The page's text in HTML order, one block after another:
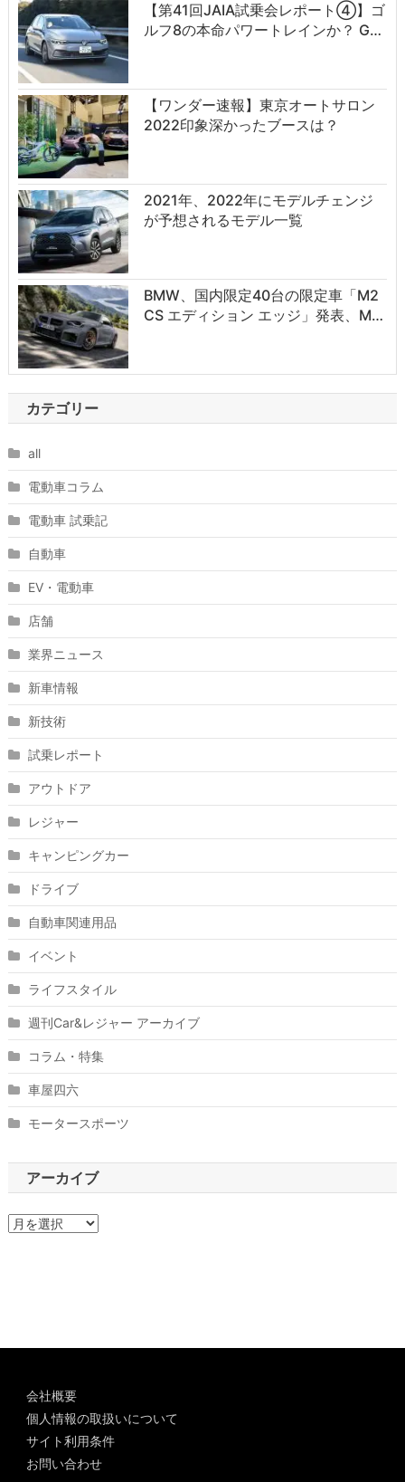
【第41回JAIA試乗会レポート④】ゴ
ルフ8の本命パワートレインか？ G…
【ワンダー速報】東京オートサロン
2022印象深かったブースは？
2021年、2022年にモデルチェンジ
が予想されるモデル一覧
BMW、国内限定40台の限定車「M2
CS エディション エッジ」発表、M…
カテゴリー
all
電動車コラム
電動車 試乗記
自動車
EV・電動車
店舗
業界ニュース
新車情報
新技術
試乗レポート
アウトドア
レジャー
キャンピングカー
ドライブ
自動車関連用品
イベント
ライフスタイル
週刊Car&レジャー アーカイブ
コラム・特集
車屋四六
モータースポーツ
アーカイブ
ア
会社概要
個人情報の取扱いについて
サイト利用条件
お問い合わせ